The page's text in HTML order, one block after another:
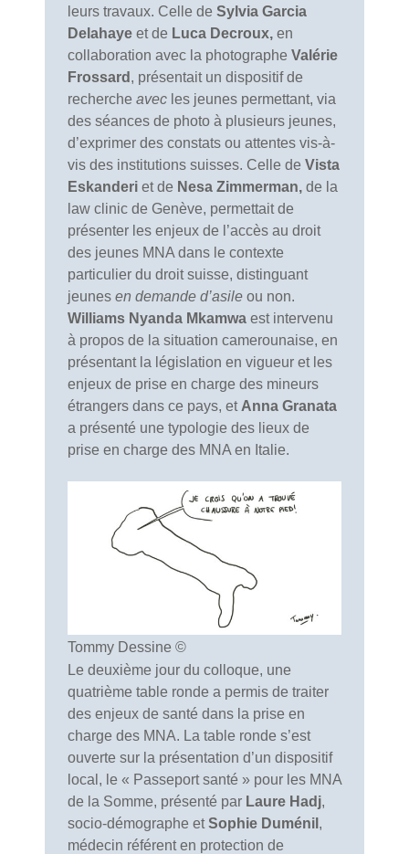
leurs travaux. Celle de Sylvia Garcia
Delahaye et de Luca Decroux, en
collaboration avec la photographe Valérie
Frossard , présentait un dispositif de
recherche avec les jeunes permettant, via
des séances de photo à plusieurs jeunes,
d’exprimer des constats ou attentes vis-à-
vis des institutions suisses. Celle de Vista
Eskanderi et de Nesa Zimmerman, de la
law clinic de Genève, permettait de
présenter les enjeux de l’accès au droit
des jeunes MNA dans le contexte
particulier du droit suisse, distinguant
jeunes en demande d’asile ou non.
Williams Nyanda Mkamwa est intervenu
à propos de la situation camerounaise, en
présentant la législation en vigueur et les
enjeux de prise en charge des mineurs
étrangers dans ce pays, et Anna Granata
a présenté une typologie des lieux de
prise en charge des MNA en Italie.
Tommy Dessine ©
Le deuxième jour du colloque, une
quatrième table ronde a permis de traiter
des enjeux de santé dans la prise en
charge des MNA. La table ronde s’est
ouverte sur la présentation d’un dispositif
local, le « Passeport santé » pour les MNA
de la Somme, présenté par Laure Hadj,
socio-démographe etSophie Duménil ,
médecin référent en protection de